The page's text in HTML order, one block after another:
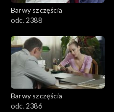
901–1000
801–900
782–800
Barwy szczęścia
odc. 2388
Barwy szczęścia
odc. 2386